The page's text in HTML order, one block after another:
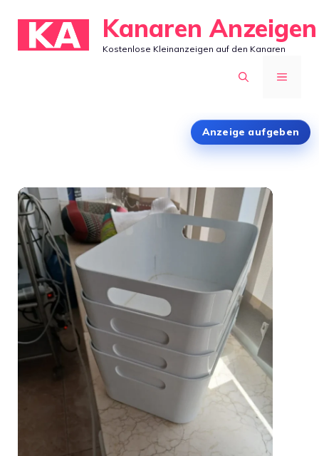
Inhalt
springen
Kanaren Anzeigen
Kostenlose Kleinanzeigen auf den Kanaren
MENÜ
Anzeige aufgeben